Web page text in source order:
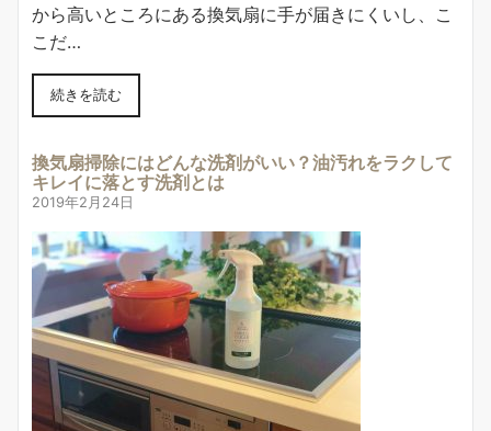
から高いところにある換気扇に手が届きにくいし、こ
こだ…
続きを読む
換気扇掃除にはどんな洗剤がいい？油汚れをラクして
キレイに落とす洗剤とは
2019年2月24日